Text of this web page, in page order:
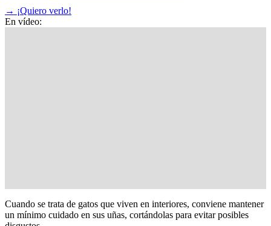
→ ¡Quiero verlo!
En vídeo:
Cuando se trata de gatos que viven en interiores, conviene mantener
un mínimo cuidado en sus uñas, cortándolas para evitar posibles